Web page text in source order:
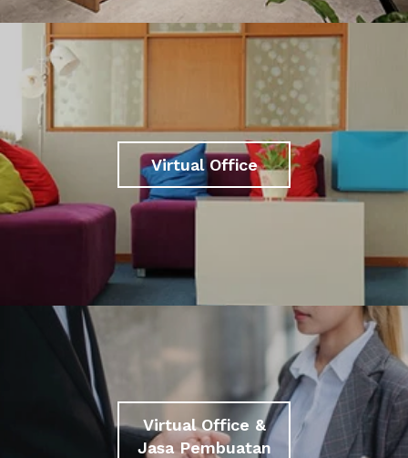
Virtual Office
Virtual Office &
Jasa Pembuatan